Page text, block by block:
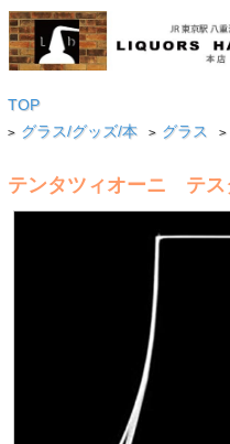
TOP
> グラス/グッズ/本 > グラス >
テンタツィオーニ テス